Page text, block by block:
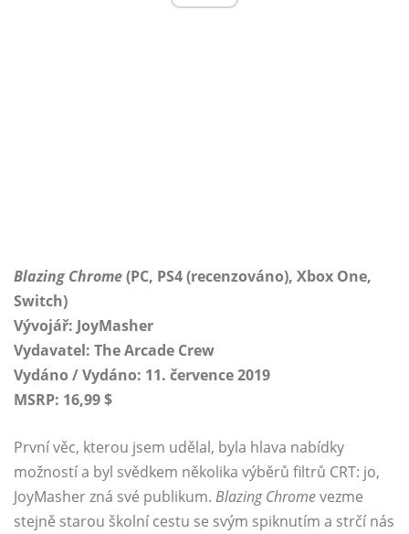
Blazing Chrome(PC, PS4 (recenzováno), Xbox One,
Switch)
Vývojář: JoyMasher
Vydavatel: The Arcade Crew
Vydáno / Vydáno: 11. července 2019
MSRP: 16,99 $
První věc, kterou jsem udělal, byla hlava nabídky
možností a byl svědkem několika výběrů filtrů CRT: jo,
JoyMasher zná své publikum. Blazing Chromevezme
stejně starou školní cestu se svým spiknutím a strčí nás